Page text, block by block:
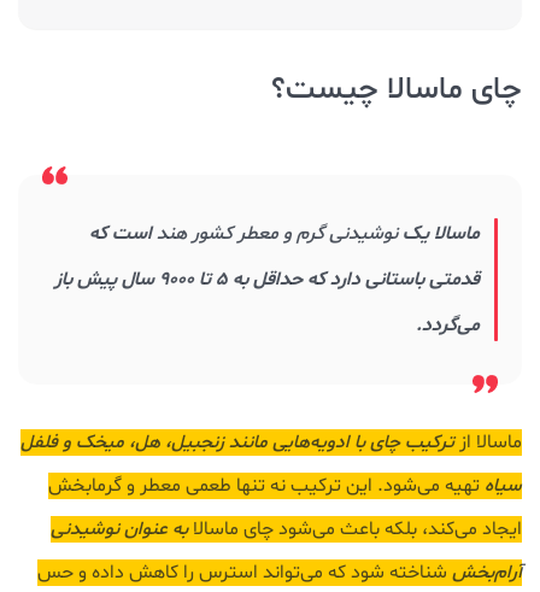
چای ماسالا چیست؟
ماسالا یکنوشیدنی گرم و معطر کشور هنداست که
قدمتی باستانی دارد که حداقل به ۵ تا ۹۰۰۰ سال پیش باز
می‌گردد.
ماسالا ازترکیب چای با ادویه‌هایی مانند زنجبیل، هل، میخک و فلفل
سیاه تهیه می‌شود. این ترکیب نه تنها طعمی معطر و گرمابخش
ایجاد می‌کند، بلکه باعث می‌شود چای ماسالابه عنوان نوشیدنی
آرام‌بخش شناخته شود که می‌تواند استرس را کاهش داده و حس